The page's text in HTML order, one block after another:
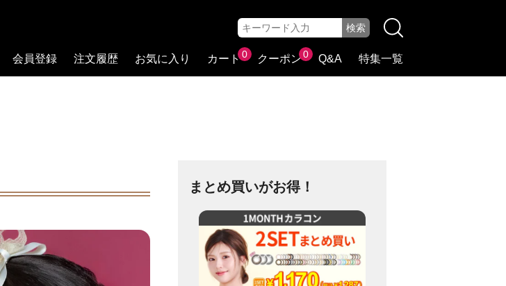
まとめ買いがお得！
会員登録 注文履歴 お気に入り カート0 クーポン0 Q&A 特集一覧